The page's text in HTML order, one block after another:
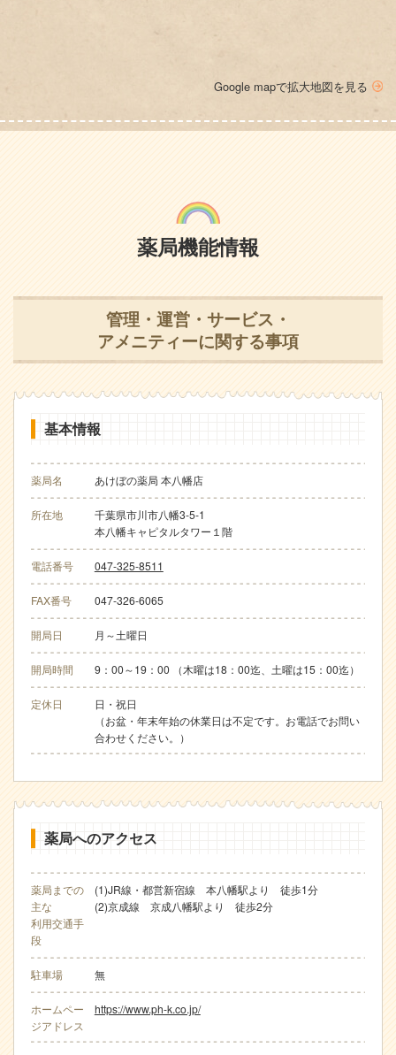
Google mapで拡大地図を見る
薬局機能情報
管理・運営・サービス・
アメニティーに関する事項
基本情報
薬局名 あけぼの薬局 本八幡店
所在地
千葉県市川市八幡3-5-1
本八幡キャピタルタワー１階
電話番号 047-325-8511
FAX番号 047-326-6065
開局日 月～土曜日
開局時間 9：00～19：00 （木曜は18：00迄、土曜は15：00迄）
定休日
日・祝日
（お盆・年末年始の休業日は不定です。お電話でお問い
合わせください。）
薬局へのアクセス
薬局までの
主な
利用交通手
段
(1)JR線・都営新宿線 本八幡駅より 徒歩1分
(2)京成線 京成八幡駅より 徒歩2分
駐車場 無
ホームペー
ジアドレス
https://www.ph-k.co.jp/